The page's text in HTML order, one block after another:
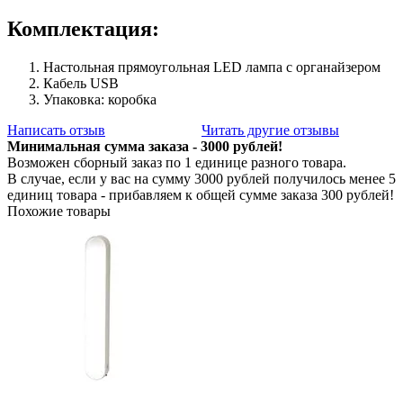
Комплектация:
Настольная прямоугольная LED лампа с органайзером
Кабель USB
Упаковка: коробка
Написать отзыв
Читать другие отзывы
Минимальная сумма заказа - 3000 рублей!
Возможен сборный заказ по 1 единице разного товара.
В случае, если у вас на сумму 3000 рублей получилось менее 5
единиц товара - прибавляем к общей сумме заказа 300 рублей!
Похожие товары